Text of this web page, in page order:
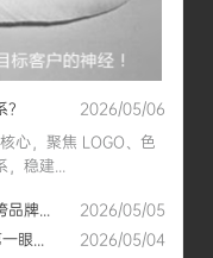
2026/05/06
心，聚焦 LOGO、色
，稳建...
品牌...
2026/05/05
眼...
2026/05/04